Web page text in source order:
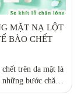
MẶT NẠ LỘT
BÀO CHẾT
chết trên da mặt là
bước chăm
trọng. Nó giúp